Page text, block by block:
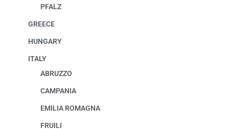
PFALZ
GREECE
HUNGARY
ITALY
ABRUZZO
CAMPANIA
EMILIA ROMAGNA
FRUILI